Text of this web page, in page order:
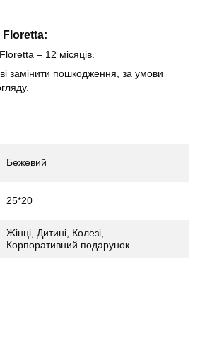
Floretta:
– 12 місяців.
замінити пошкодження, за умови
Бежевий
25*20
Жінці, Дитині, Колезі,
Корпоративний подарунок